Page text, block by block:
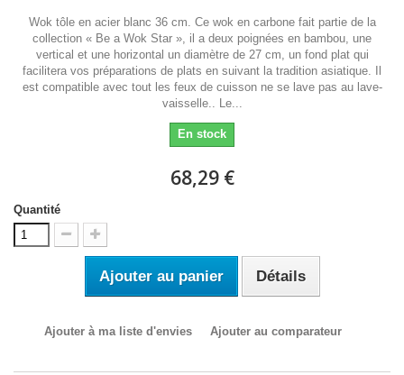
Wok tôle en acier blanc 36 cm. Ce wok en carbone fait partie de la
collection « Be a Wok Star », il a deux poignées en bambou, une
vertical et une horizontal un diamètre de 27 cm, un fond plat qui
facilitera vos préparations de plats en suivant la tradition asiatique. Il
est compatible avec tout les feux de cuisson ne se lave pas au lave-
vaisselle.. Le...
En stock
68,29 €
Quantité
Ajouter au panier Détails
Ajouter à ma liste d'envies Ajouter au comparateur